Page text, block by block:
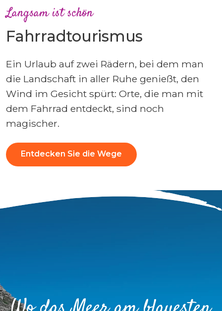
Langsam ist schön
Fahrradtourismus
Ein Urlaub auf zwei Rädern, bei dem man
die Landschaft in aller Ruhe genießt, den
Wind im Gesicht spürt: Orte, die man mit
dem Fahrrad entdeckt, sind noch
magischer.
Entdecken Sie die Wege